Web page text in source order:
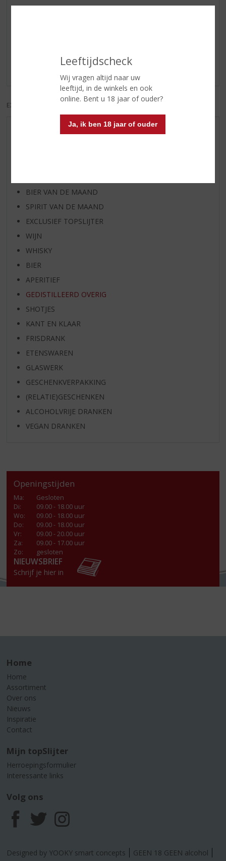
Leeftijdscheck
Wij vragen altijd naar uw
leeftijd, in de winkels en ook
online. Bent u 18 jaar of ouder?
Ja, ik ben 18 jaar of ouder
Er zijn nog geen reviews geplaatst voor dit product
EXCL. BTW
AANBIEDINGEN
BIER VAN DE MAAND
SPIRIT VAN DE MAAND
EXCLUSIEF TOPSLIJTER
WIJN
WHISKY
BIER
APERITIEF
GEDISTILLEERD OVERIG
SHOTJES
KANT EN KLAAR
FRISDRANK
ETENSWAREN
GLASWERK
GESCHENKVERPAKKING
(RELATIE)GESCHENKEN
ALCOHOLVRIJE DRANKEN
VEGAN DRANKEN
Openingstijden
Ma:
Gesloten
Di:
09.00 - 18.00 uur
Wo:
09.00 - 18.00 uur
Do:
09.00 - 18.00 uur
Vr:
09.00 - 20.00 uur
Za:
09.00 - 17.00 uur
Zo:
gesloten
NIEUWSBRIEF
Schrijf je hier in
Home
Home
Assortiment
Over ons
Nieuws
Inspiratie
Contact
Mijn topSlijter
Herroepingsformulier
Interessante links
Volg ons
F
a
T
w
I
n
Designed by YOOKY smart concepts GEEN 18 GEEN alcohol